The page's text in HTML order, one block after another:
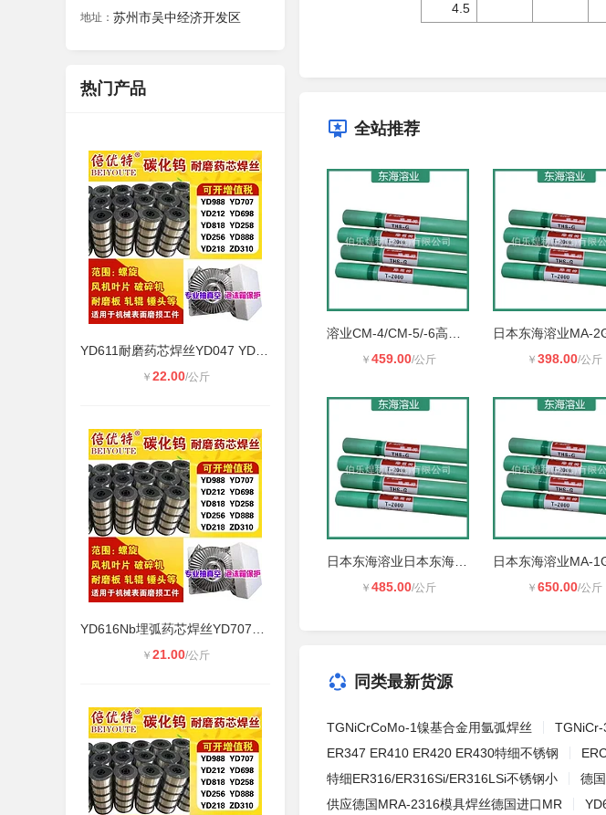
地址： 苏州市吴中经济开发区
热门产品
￥ 22.00/公斤
￥ 21.00/公斤
4.5
全站推荐
￥ 459.00/公斤 ￥ 398.00/公斤
￥ 485.00/公斤 ￥ 650.00/公斤
同类最新货源
TGNiCrCoMo-1镍基合金用氩弧焊丝 TGNiCr-
ER347 ER410 ER420 ER430特细不锈钢
特细ER316/ER316Si/ER316LSi不锈钢小
德
供应德国MRA-2316模具焊丝德国进口MR